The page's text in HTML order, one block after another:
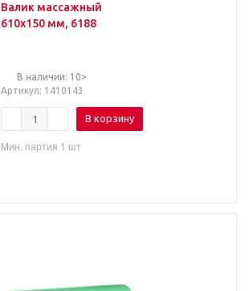
Валик массажный
610х150 мм, 6188
В наличии: 10>
Артикул: 1410143
В корзину
Мин. партия 1 шт